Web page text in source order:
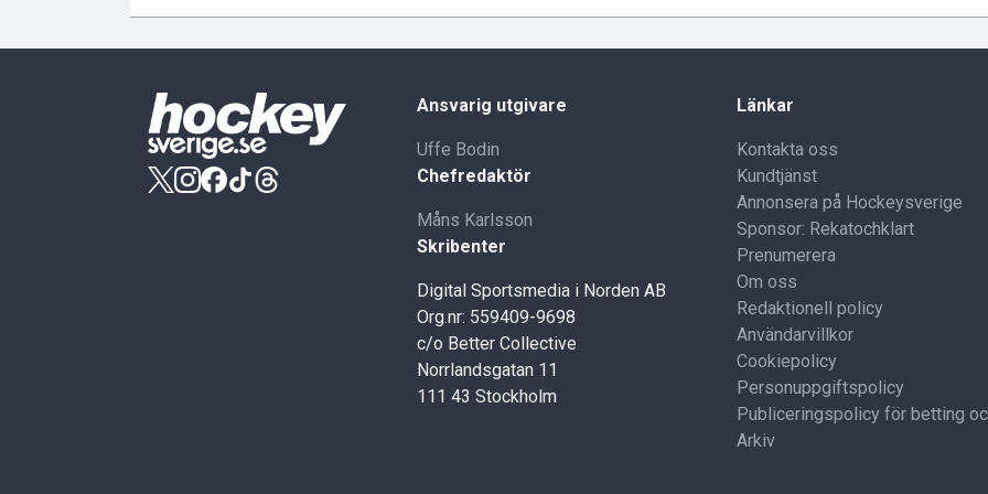
Ansvarig utgivare
Uffe Bodin
Chefredaktör
Måns Karlsson
Skribenter
Digital Sportsmedia i Norden AB
Org.nr: 559409-9698
c/o Better Collective
Norrlandsgatan 11
111 43 Stockholm
Länkar
Kontakta oss
Kundtjänst
Annonsera på Hockeysverige
Sponsor: Rekatochklart
Prenumerera
Om oss
Redaktionell policy
Användarvillkor
Cookiepolicy
Personuppgiftspolicy
Publiceringspolicy för betting
Arkiv